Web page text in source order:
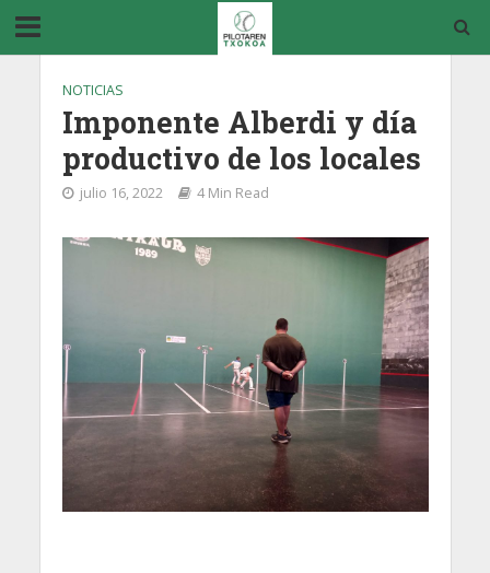
NOTICIAS
Imponente Alberdi y día
productivo de los locales
julio 16, 2022 4 Min Read